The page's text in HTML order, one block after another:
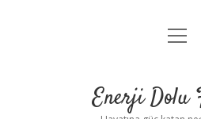
Anasayfa
Yasal
Enerji